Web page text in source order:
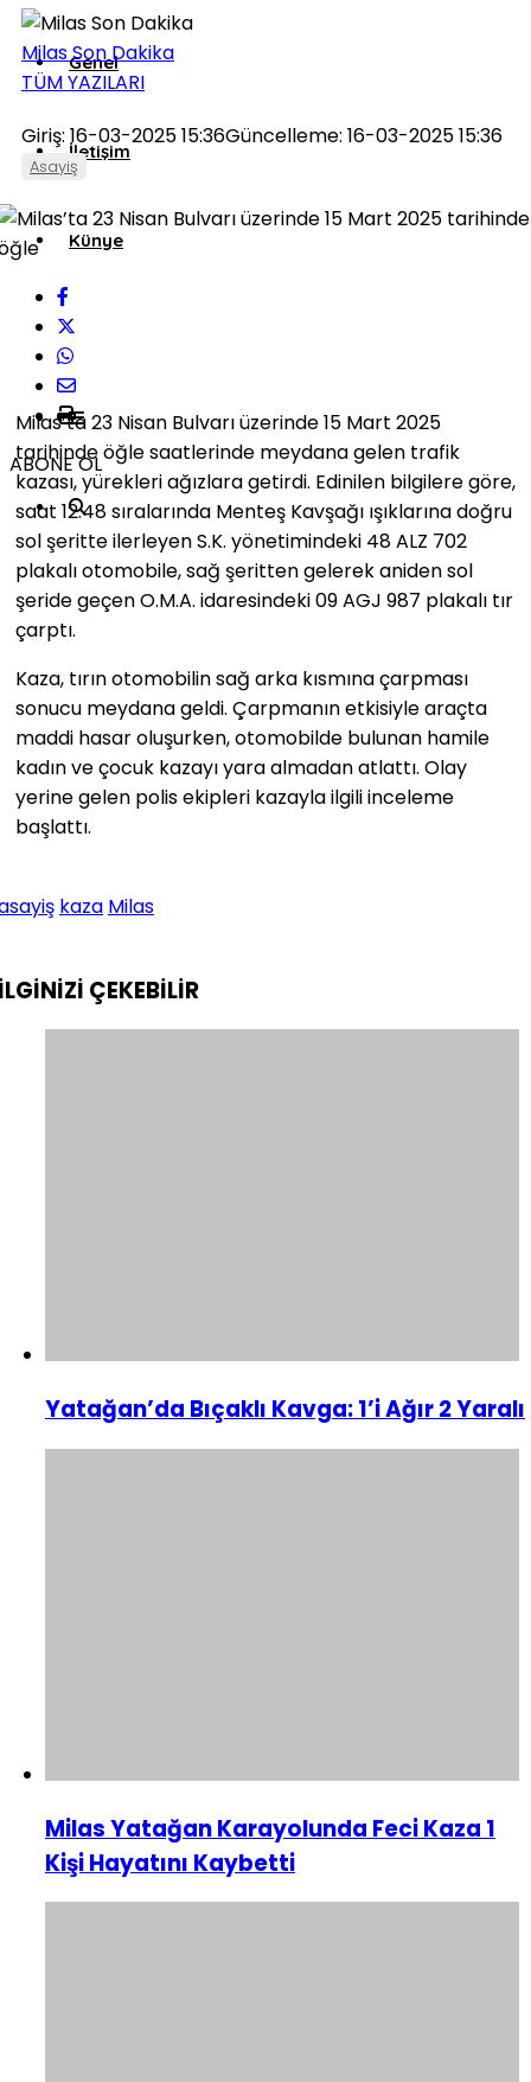
Genel
İletişim
Künye
Milas Son Dakika
TÜM YAZILARI
Giriş: 16-03-2025 15:36Güncelleme: 16-03-2025 15:36
Asayiş
ABONE OL
Milas’ta 23 Nisan Bulvarı üzerinde 15 Mart 2025
tarihinde öğle saatlerinde meydana gelen trafik
kazası, yürekleri ağızlara getirdi. Edinilen bilgilere göre,
saat 12.48 sıralarında Menteş Kavşağı ışıklarına doğru
sol şeritte ilerleyen S.K. yönetimindeki 48 ALZ 702
plakalı otomobile, sağ şeritten gelerek aniden sol
şeride geçen O.M.A. idaresindeki 09 AGJ 987 plakalı tır
çarptı.
Kaza, tırın otomobilin sağ arka kısmına çarpması
sonucu meydana geldi. Çarpmanın etkisiyle araçta
maddi hasar oluşurken, otomobilde bulunan hamile
kadın ve çocuk kazayı yara almadan atlattı. Olay
yerine gelen polis ekipleri kazayla ilgili inceleme
başlattı.
kaza Milas
ÇEKEBİLİR
Yatağan’da Bıçaklı Kavga: 1’i Ağır 2 Yaralı
Milas Yatağan Karayolunda Feci Kaza 1
Kişi Hayatını Kaybetti